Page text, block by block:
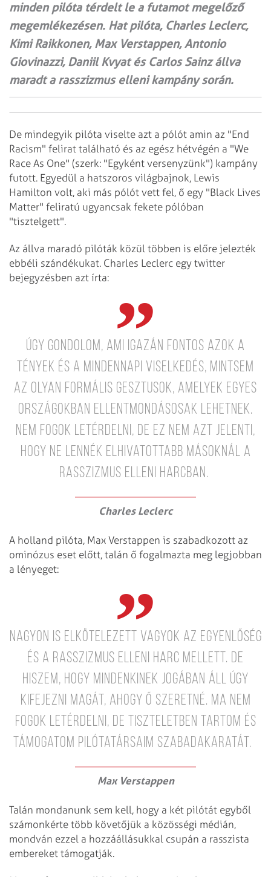
minden pilóta térdelt le a futamot megelőző
megemlékezésen. Hat pilóta, Charles Leclerc,
Kimi Raikkonen, Max Verstappen, Antonio
Giovinazzi, Daniil Kvyat és Carlos Sainz állva
maradt a rasszizmus elleni kampány során.
De mindegyik pilóta viselte azt a pólót amin az "End
Racism" felirat található és az egész hétvégén a "We
Race As One" (szerk: "Egyként versenyzünk") kampány
futott. Egyedül a hatszoros világbajnok, Lewis
Hamilton volt, aki más pólót vett fel, ő egy "Black Lives
Matter" feliratú ugyancsak fekete pólóban
"tisztelgett".
Az állva maradó pilóták közül többen is előre jelezték
ebbéli szándékukat. Charles Leclerc egy twitter
bejegyzésben azt írta:
Úgy gondolom, ami igazán fontos azok a
tények és a mindennapi viselkedés, mintsem
az olyan formális gesztusok, amelyek egyes
országokban ellentmondásosak lehetnek.
Nem fogok letérdelni, de ez nem azt jelenti,
hogy ne lennék elhivatottabb másoknál a
rasszizmus elleni harcban.
Charles Leclerc
A holland pilóta, Max Verstappen is szabadkozott az
ominózus eset előtt, talán ő fogalmazta meg legjobban
a lényeget:
Nagyon is elkötelezett vagyok az egyenlőség
és a rasszizmus elleni harc mellett. De
hiszem, hogy mindenkinek jogában áll úgy
kifejezni magát, ahogy ő szeretné. Ma nem
fogok letérdelni, de tiszteletben tartom és
támogatom pilótatársaim szabadakaratát.
Max Verstappen
Talán mondanunk sem kell, hogy a két pilótát egyből
számonkérte több követőjük a közösségi médián,
mondván ezzel a hozzáállásukkal csupán a rasszista
embereket támogatják.